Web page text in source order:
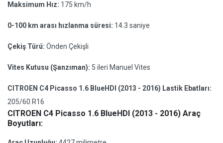
Maksimum Hız: 175 km/h
0-100 km arası hızlanma süresi: 14.3 saniye
Çekiş Türü: Önden Çekişli
Vites Kutusu (Şanzıman): 5 ileri Manuel Vites
CITROEN C4 Picasso 1.6 BlueHDI (2013 - 2016) Lastik Ebatları:
205/60 R16
CITROEN C4 Picasso 1.6 BlueHDI (2013 - 2016) Araç
Boyutları: